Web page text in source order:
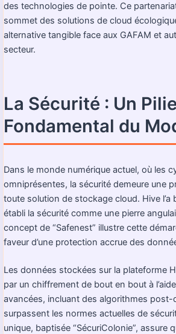
des technologies de pointe. Ce
sommet des solutions de cloud
alternative tangible face aux GAFAM et
secteur.
La Sécurité : Un
Fondamental du
Dans le monde numérique actuel, où les
omniprésentes, la sécurité demeure une
toute solution de stockage cloud. Hive l’a
établi la sécurité comme une pierre
concept de “Safenest” illustre cette
faveur d’une protection accrue des
Les données stockées sur la plateforme
par un chiffrement de bout en bout à
avancées, incluant des algorithmes post-
surpassent les normes actuelles de
unique, baptisée “SécuriColonie”, assure